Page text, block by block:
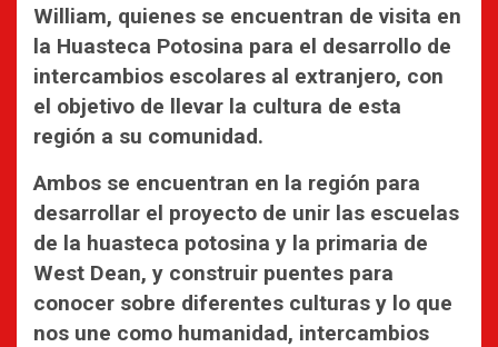
William, quienes se encuentran de visita en
la Huasteca Potosina para el desarrollo de
intercambios escolares al extranjero, con
el objetivo de llevar la cultura de esta
región a su comunidad.
Ambos se encuentran en la región para
desarrollar el proyecto de unir las escuelas
de la huasteca potosina y la primaria de
West Dean, y construir puentes para
conocer sobre diferentes culturas y lo que
nos une como humanidad, intercambios